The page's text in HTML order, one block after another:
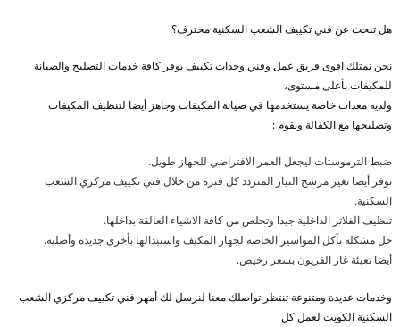
هل تبحث عن فني تكييف الشعب السكنية محترف؟
نحن نمتلك اقوى فريق عمل وفني وحدات تكييف يوفر كافة خدمات التصليح والصيانة
للمكيفات بأعلى مستوى،
ولديه معدات خاصة يستخدمها في صيانة المكيفات وجاهز أيضا لتنظيف المكيفات
وتصليحها مع الكفالة ويقوم :
ضبط الترموستات ليجعل العمر الافتراضي للجهاز طويل.
نوفر أيضا تغير مرشح التيار المتردد كل فترة من خلال فني تكييف مركزي الشعب
السكنية.
تنظيف الفلاتر الداخلية جيدا وتخلص من كافة الاشياء العالقة بداخلها.
حل مشكلة تآكل المواسير الخاصة لجهاز المكيف واستبدالها بأخرى جديدة وأصلية.
أيضا تعبئة غاز الفريون بسعر رخيص.
وخدمات عديدة ومتنوعة تنتظر تواصلك معنا لنرسل لك أمهر فني تكييف مركزي الشعب
السكنية الكويت لعمل كل